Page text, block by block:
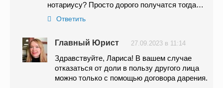
нотариусу? Просто дорого получатся тогда…
Ответить
Главный Юрист 27.09.2023 в 11:14
Здравствуйте, Лариса! В вашем случае
отказаться от доли в пользу другого лица
можно только с помощью договора дарения.